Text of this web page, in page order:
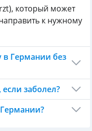
который может
к нужному
в Германии без
заболел?